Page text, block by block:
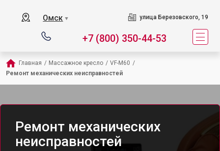
Омск ▼ улица Березовского, 19
+7 (800) 350-44-53
Главная / Массажное кресло / VF-M60 /
Ремонт механических неисправностей
Ремонт механических
неисправностей